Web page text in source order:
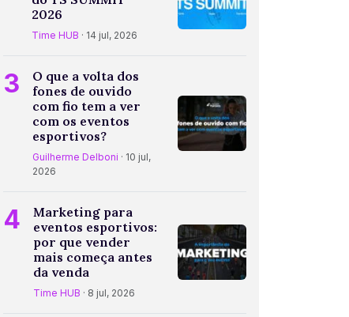
2026
Time HUB · 14 jul, 2026
3
O que a volta dos
fones de ouvido
com fio tem a ver
com os eventos
esportivos?
Guilherme Delboni · 10 jul,
2026
4
Marketing para
eventos esportivos:
por que vender
mais começa antes
da venda
Time HUB · 8 jul, 2026